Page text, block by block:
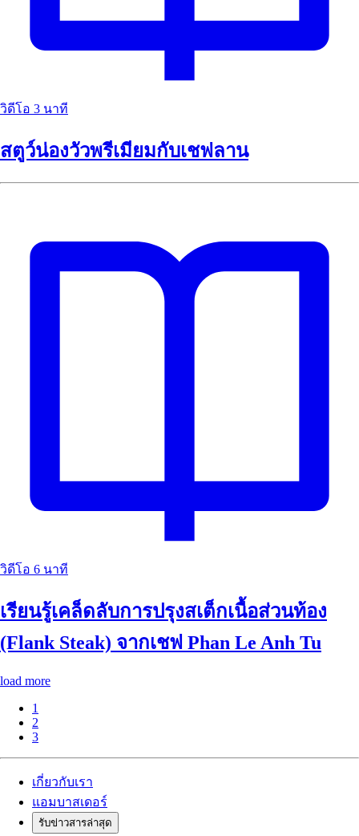
วิดีโอ 3 นาที
สตูว์น่องวัวพรีเมียมกับเชฟลาน
วิดีโอ 6 นาที
เรียนรู้เคล็ดลับการปรุงสเต็กเนื้อส่วนท้อง
(Flank Steak) จากเชฟ Phan Le Anh Tu
load more
1
2
3
เกี่ยวกับเรา
แอมบาสเดอร์
รับข่าวสารล่าสุด